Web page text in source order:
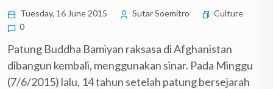
Tuesday, 16 June 2015 Sutar Soemitro
Culture
0
Patung Buddha Bamiyan raksasa di Afghanistan
dibangun kembali, menggunakan sinar. Pada Minggu
(7/6/2015) lalu, 14 tahun setelah patung bersejarah